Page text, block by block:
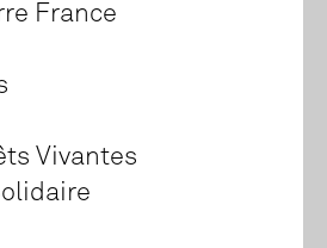
France
Vivantes